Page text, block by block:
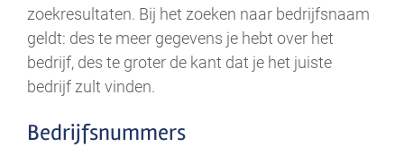
zoekresultaten. Bij het zoeken naar bedrijfsnaam
geldt: des te meer gegevens je hebt over het
bedrijf, des te groter de kant dat je het juiste
bedrijf zult vinden.
Bedrijfsnummers